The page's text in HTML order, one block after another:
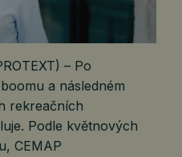
– Po
a následném
rekreačních
Podle květnových
CEMAP